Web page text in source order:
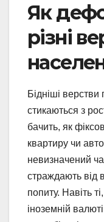
Як
різні
Бідніші
стикаються з
бачить, як
квартиру чи
невизначений
страждають від
попиту. Навіть
іноземній